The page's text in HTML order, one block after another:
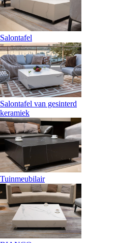
Salontafel
Salontafel van gesinterd
keramiek
Tuinmeubilair